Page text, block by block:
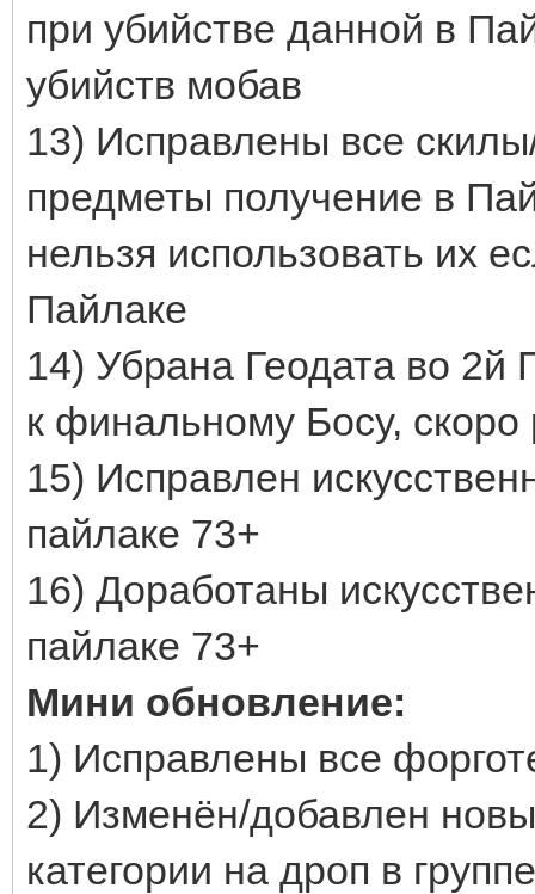
при убийстве данной в
убийств мобав
13) Исправлены все
предметы получение в
нельзя использовать их
Пайлаке
14) Убрана Геодата во 2й
к финальному Босу, скоро
15) Исправлен
пайлаке 73+
16) Доработаны
пайлаке 73+
Мини обновление:
1) Исправлены все
2) Изменён/добавлен
категории на дроп в